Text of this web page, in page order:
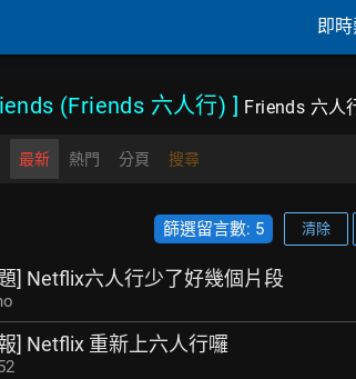
即
(Friends 六人行) ] Friends 六人
最新 熱門 分頁 搜尋
篩選留言數: 5 清除
] Netflix六人行少了好幾個片段
] Netflix 重新上六人行囉